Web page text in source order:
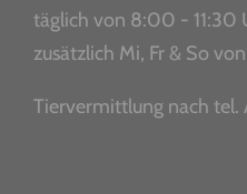
täglich von 8:00 - 11:30
zusätzlich Mi, Fr & So
Tiervermittlung nach tel.